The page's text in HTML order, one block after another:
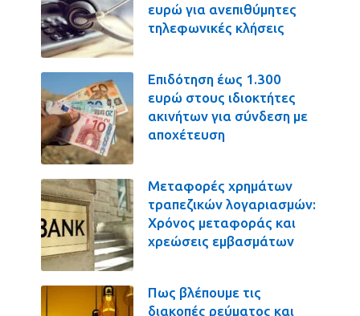
ευρώ για ανεπιθύμητες
τηλεφωνικές κλήσεις
Επιδότηση έως 1.300
ευρώ στους ιδιοκτήτες
ακινήτων για σύνδεση με
αποχέτευση
Μεταφορές χρημάτων
τραπεζικών λογαριασμών:
Χρόνος μεταφοράς και
χρεώσεις εμβασμάτων
Πως βλέπουμε τις
διακοπές ρεύματος και